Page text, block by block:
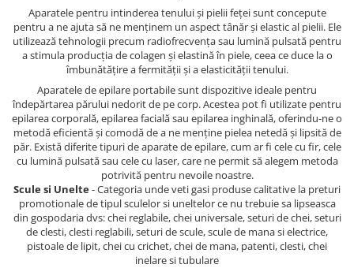
Aparatele pentru intinderea tenului și pielii feței sunt concepute
pentru a ne ajuta să ne menținem un aspect tânăr și elastic al pielii. Ele
utilizează tehnologii precum radiofrecvența sau lumină pulsată pentru
a stimula producția de colagen și elastină în piele, ceea ce duce la o
îmbunătățire a fermității și a elasticității tenului.
Aparatele de epilare portabile sunt dispozitive ideale pentru
îndepărtarea părului nedorit de pe corp. Acestea pot fi utilizate pentru
epilarea corporală, epilarea facială sau epilarea inghinală, oferindu-ne o
metodă eficientă și comodă de a ne menține pielea netedă și lipsită de
păr. Există diferite tipuri de aparate de epilare, cum ar fi cele cu fir, cele
cu lumină pulsată sau cele cu laser, care ne permit să alegem metoda
potrivită pentru nevoile noastre.
Scule si Unelte- Categoria unde veti gasi produse calitative la preturi
promotionale de tipul sculelor si uneltelor ce nu trebuie sa lipseasca
din gospodaria dvs: chei reglabile, chei universale, seturi de chei, seturi
de clesti, clesti reglabili, seturi de scule, scule de mana si electrice,
pistoale de lipit, chei cu crichet, chei de mana, patenti, clesti, chei
inelare si tubulare